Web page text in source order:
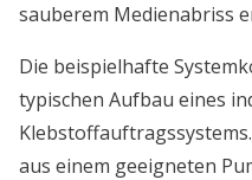
sauberem Medienabriss
Die beispielhafte
typischen Aufbau eines
aus einem geeigneten